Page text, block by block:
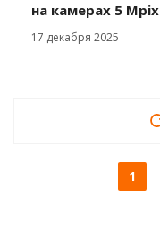
на камерах 5 Mpix
17 декабря 2025
1